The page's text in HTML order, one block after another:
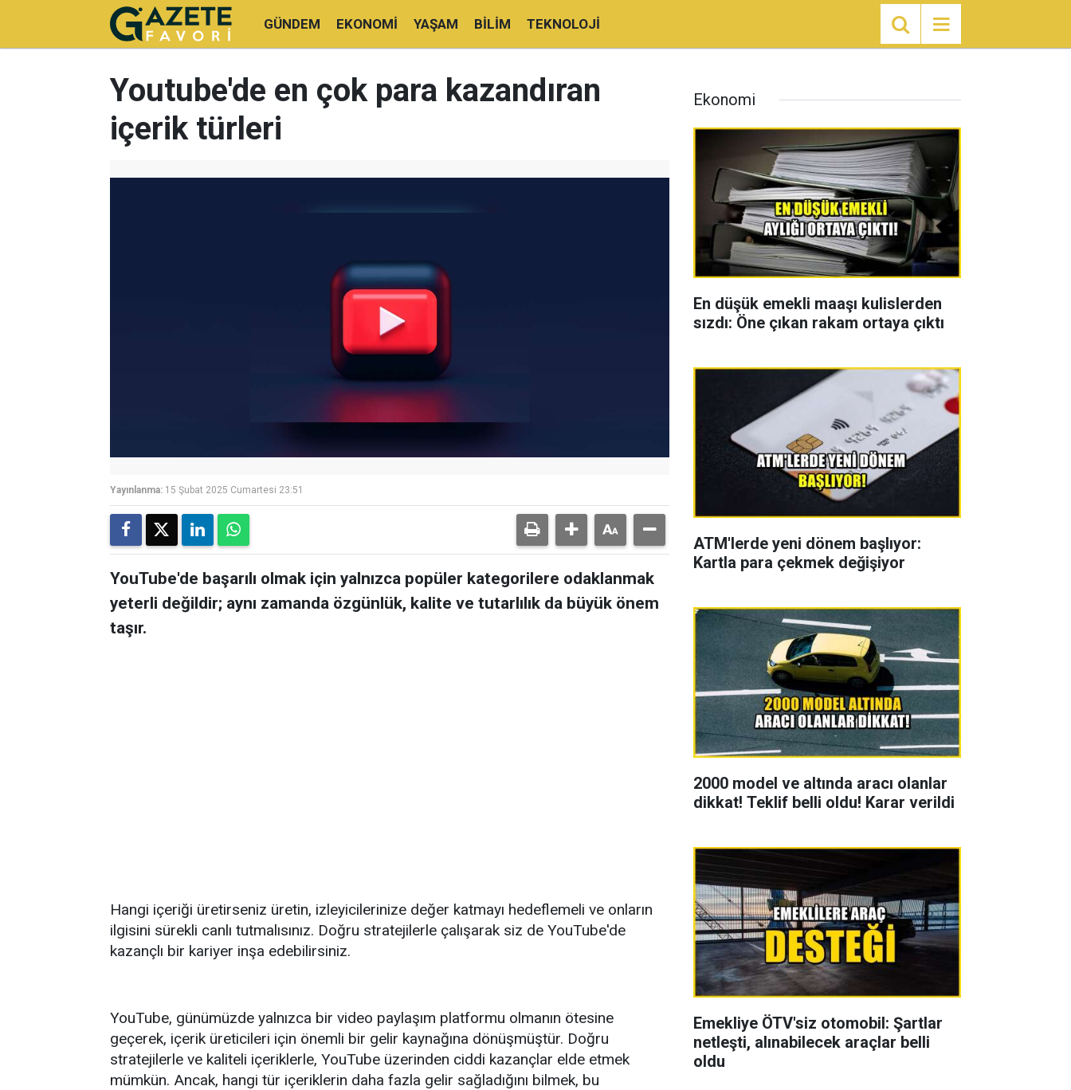
GÜNDEM EKONOMI YAŞAM BILIM TEKNOLOJI
Youtube'de en çok para kazandıran
içerik türleri
Yayınlanma: 15 Şubat 2025 Cumartesi 23:51
YouTube'de başarılı olmak için yalnızca popüler kategorilere odaklanmak
yeterli değildir; aynı zamanda özgünlük, kalite ve tutarlılık da büyük önem
taşır.
Hangi içeriği üretirseniz üretin, izleyicilerinize değer katmayı hedeflemeli ve onların
ilgisini sürekli canlı tutmalısınız. Doğru stratejilerle çalışarak siz de YouTube'de
kazançlı bir kariyer inşa edebilirsiniz.
YouTube, günümüzde yalnızca bir video paylaşım platformu olmanın ötesine
geçerek, içerik üreticileri için önemli bir gelir kaynağına dönüşmüştür. Doğru
stratejilerle ve kaliteli içeriklerle, YouTube üzerinden ciddi kazançlar elde etmek
mümkün. Ancak, hangi tür içeriklerin daha fazla gelir sağladığını bilmek, bu
Ekonomi
En düşük emekli maaşı kulislerden
sızdı: Öne çıkan rakam ortaya çıktı
ATM'lerde yeni dönem başlıyor:
Kartla para çekmek değişiyor
2000 model ve altında aracı olanlar
dikkat! Teklif belli oldu! Karar verildi
Emekliye ÖTV'siz otomobil: Şartlar
netleşti, alınabilecek araçlar belli
oldu